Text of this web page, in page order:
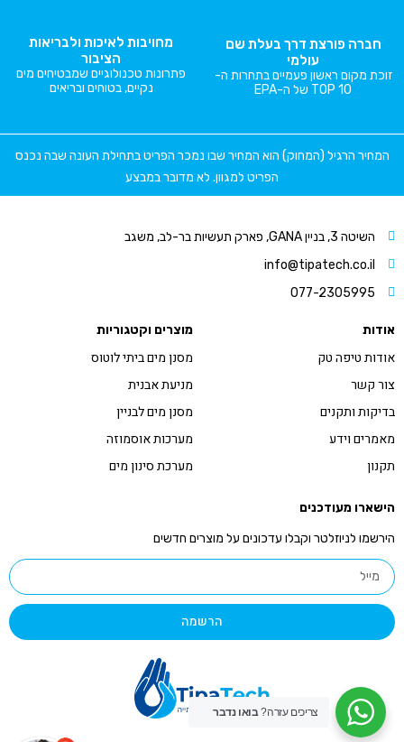
חברה פורצת דרך בעלת שם
עולמי
זוכת מקום ראשון פעמיים בתחרות ה-
TOP 10 של ה-EPA
מחויבות לאיכות ולבריאות
הציבור
פתרונות טכנולוגיים שמבטיחים מים
נקיים, בטוחים ובריאים
המחיר הרגיל (המחוק) הוא המחיר שבו נמכר הפריט בתחילת העונה שבה נכנס
הפריט למגוון. לא מדובר במבצע
השיטה 3, בניין GANA, פארק תעשיות בר-לב, משגב
info@tipatech.co.il
077-2305995
אודות
אודות טיפה טק
צור קשר
בדיקות ותקנים
מאמרים וידע
תקנון
מוצרים וקטגוריות
מסנן מים ביתי לוטוס
מניעת אבנית
מסנן מים לבניין
מערכות אוסמוזה
מערכת סינון מים
הישארו מעודכנים
הירשמו לניוזלטר וקבלו עדכונים על מוצרים חדשים
הרשמה
צריכים עזרה?בואו נדבר